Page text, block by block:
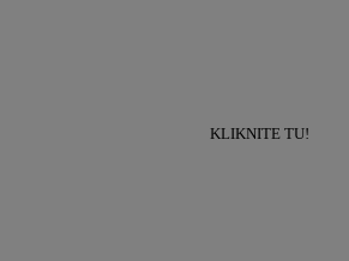
KLIKNITE TU!